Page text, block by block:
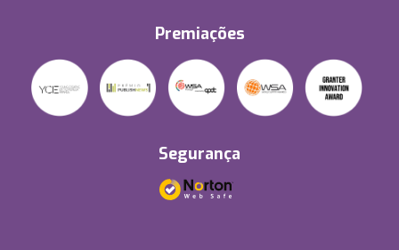
Premiações
Segurança